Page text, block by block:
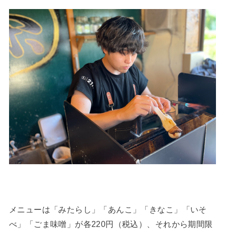
メニューは「みたらし」「あんこ」「きなこ」「いそ
べ」「ごま味噌」が各220円（税込）、それから期間限